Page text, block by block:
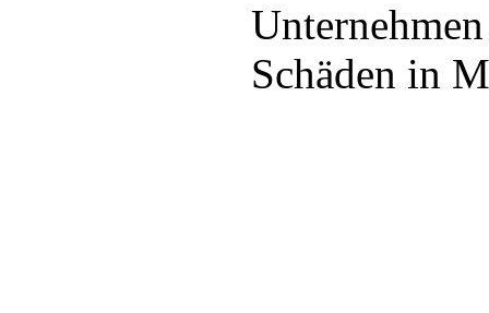
Schäden in